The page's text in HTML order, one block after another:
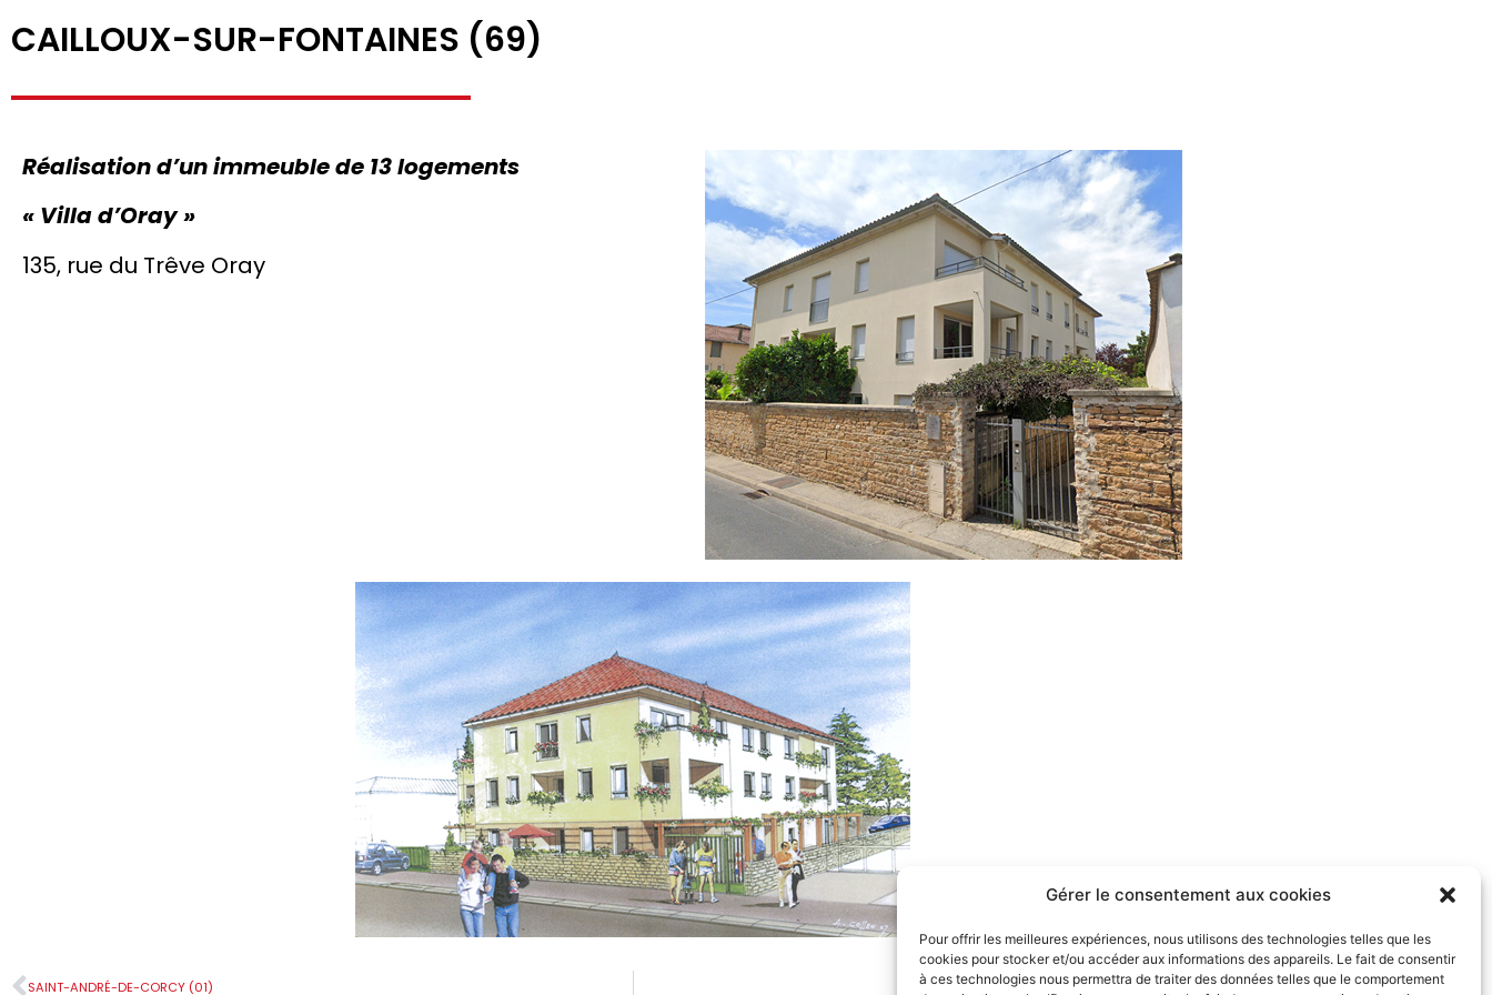
Gérer le consentement aux cookies
Pour offrir les meilleures expériences, nous utilisons des technologies telles que les
cookies pour stocker et/ou accéder aux informations des appareils. Le fait de consentir
à ces technologies nous permettra de traiter des données telles que le comportement
CAILLOUX-SUR-FONTAINES (69)
Réalisation d’un immeuble de 13 logements
« Villa d’Oray »
135, rue du Trêve Oray
SAINT-ANDRÉ-DE-CORCY (01) VERSAILLEUX (01)